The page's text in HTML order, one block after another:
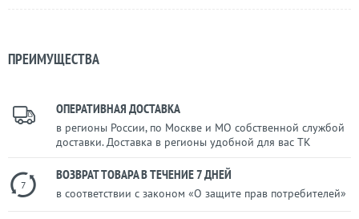
ПРЕИМУЩЕСТВА
ОПЕРАТИВНАЯ ДОСТАВКА
в регионы России, по Москве и МО собственной службой
доставки. Доставка в регионы удобной для вас ТК
7
ВОЗВРАТ ТОВАРА В ТЕЧЕНИЕ 7 ДНЕЙ
в соответствии с законом «О защите прав потребителей»